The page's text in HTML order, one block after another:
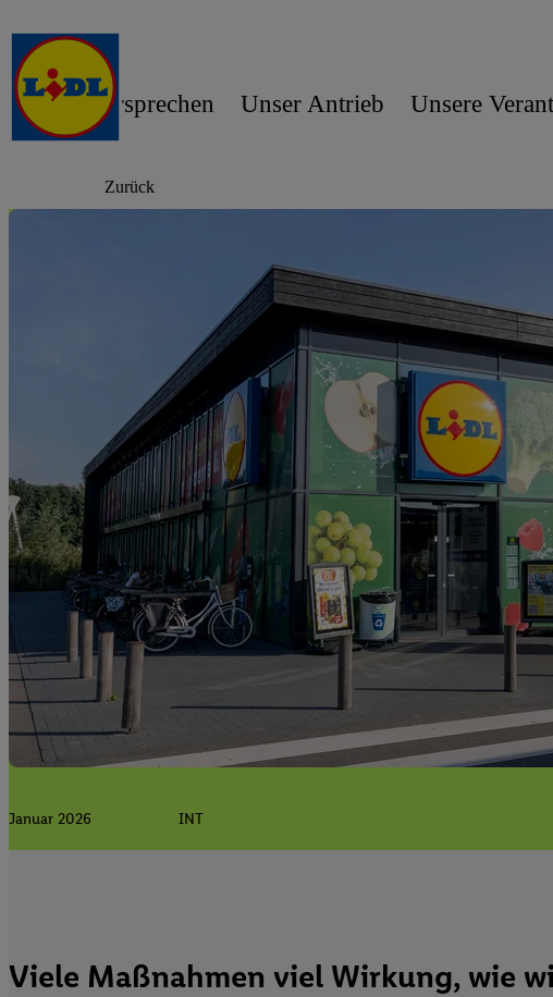
Unser Versprechen Unser Antrieb Unsere
Zurück
Januar 2026 INT
Viele Maßnahmen viel Wirkung, wie